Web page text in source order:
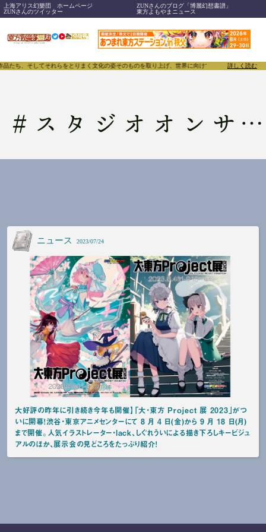
上海アリス幻樂団 ホームページ
ZUNさんのブログ「博麗幻想書譜」
ZUNさんのツイッター
東方よもやまニュース
、そしてそれらをとりまく文化の姿そのものを取り上げ、世界に向けて誇らしく発信する
詳しく読む
# スタジオオンサイト
ニュース 2023/07/24
大好評の昨年に引き続き今年も開催】「大・東方 Project 展 2023」がつ
いに開幕！渋谷・東京アニメセンターにて 8 月 4 日(金)から 9 月 18 日(月)
まで開催。人気イラストレーター・lack、しぐれういによる描き下ろしキービジュ
アルのほか、展示会の見どころをたっぷり紹介！